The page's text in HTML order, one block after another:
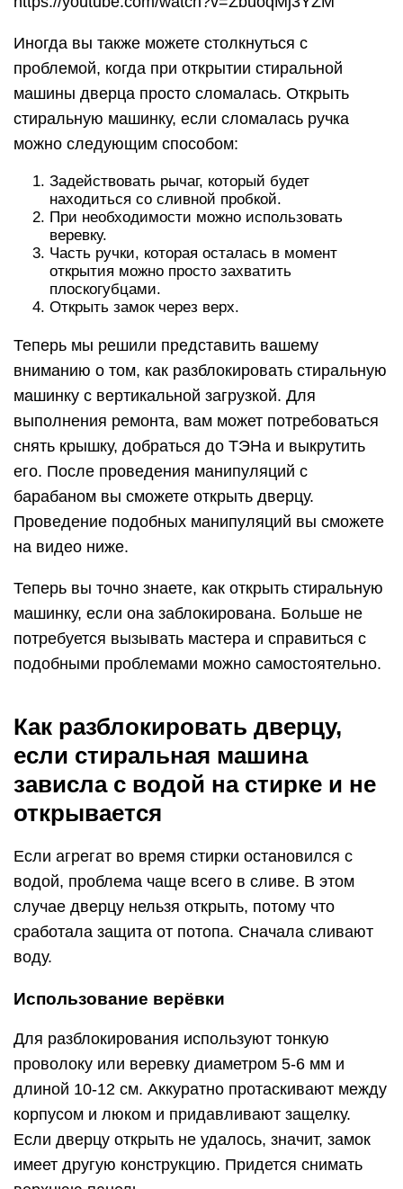
Иногда вы также можете столкнуться с
проблемой, когда при открытии стиральной
машины дверца просто сломалась. Открыть
стиральную машинку, если сломалась ручка
можно следующим способом:
Задействовать рычаг, который будет
находиться со сливной пробкой.
При необходимости можно использовать
веревку.
Часть ручки, которая осталась в момент
открытия можно просто захватить
плоскогубцами.
Открыть замок через верх.
Теперь мы решили представить вашему
вниманию о том, как разблокировать стиральную
машинку с вертикальной загрузкой. Для
выполнения ремонта, вам может потребоваться
снять крышку, добраться до ТЭНа и выкрутить
его. После проведения манипуляций с
барабаном вы сможете открыть дверцу.
Проведение подобных манипуляций вы сможете
на видео ниже.
Теперь вы точно знаете, как открыть стиральную
машинку, если она заблокирована. Больше не
потребуется вызывать мастера и справиться с
подобными проблемами можно самостоятельно.
Как разблокировать дверцу,
если стиральная машина
зависла с водой на стирке и не
открывается
Если агрегат во время стирки остановился с
водой, проблема чаще всего в сливе. В этом
случае дверцу нельзя открыть, потому что
сработала защита от потопа. Сначала сливают
воду.
Использование верёвки
Для разблокирования используют тонкую
проволоку или веревку диаметром 5-6 мм и
длиной 10-12 см. Аккуратно протаскивают между
корпусом и люком и придавливают защелку.
Если дверцу открыть не удалось, значит, замок
имеет другую конструкцию. Придется снимать